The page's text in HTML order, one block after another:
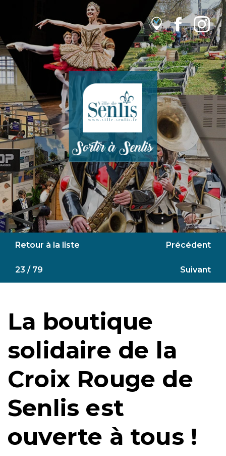
Retour à la liste Précédent
23 / 79 Suivant
La boutique
solidaire de la
Croix Rouge de
Senlis est
ouverte à tous !